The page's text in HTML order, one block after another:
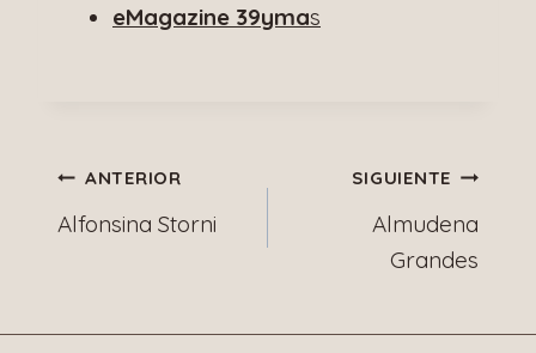
eMagazine 39ymas
Navegación
de
ANTERIOR
Alfonsina Storni
SIGUIENTE
Almudena
Grandes